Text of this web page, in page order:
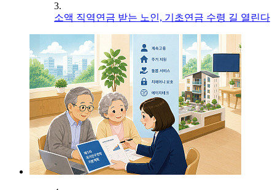
3.
소액 직역연금 받는 노인, 기초연금 수령 길 열린다